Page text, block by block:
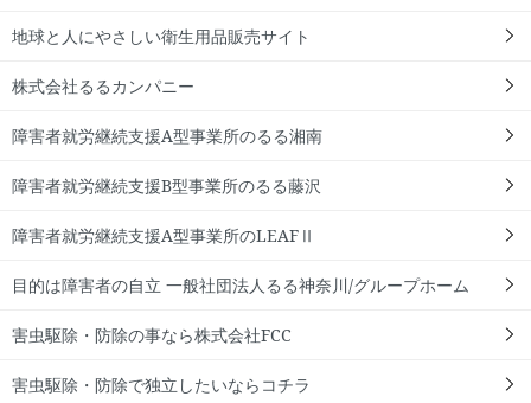
地球と人にやさしい衛生用品販売サイト
株式会社るるカンパニー
障害者就労継続支援A型事業所のるる湘南
障害者就労継続支援B型事業所のるる藤沢
障害者就労継続支援A型事業所のLEAFⅡ
目的は障害者の自立 一般社団法人るる神奈川/グループホーム
害虫駆除・防除の事なら株式会社FCC
害虫駆除・防除で独立したいならコチラ